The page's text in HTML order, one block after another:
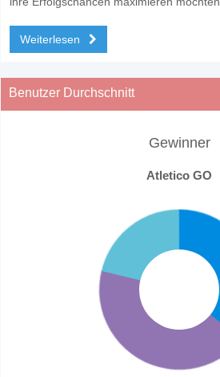
Weiterlesen
Benutzer Durchschnitt
Gewinner
Atletico GO